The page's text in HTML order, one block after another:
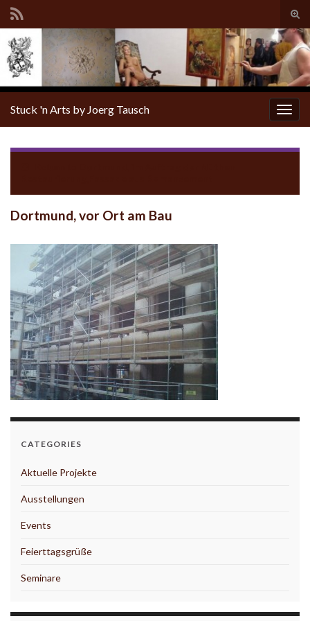
Stuck 'n Arts by Joerg Tausch
Dortmund, vor Ort am Bau
CATEGORIES
Aktuelle Projekte
Ausstellungen
Events
Feierttagsgrüße
Seminare